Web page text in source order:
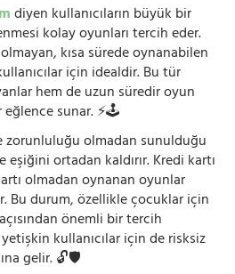
diyen kullanıcıların büyük bir
kolay oyunları tercih eder.
kısa sürede oynanabilen
için idealdir. Bu tür
hem de uzun süredir oyun
sunar. ⚡🕹️
zorunluluğu olmadan sunulduğu
eşiğini ortadan kaldırır. Kredi kartı
olmadan oynanan oyunlar
Bu durum, özellikle çocuklar için
önemli bir tercih
kullanıcılar için de risksiz
gelir. 🔓🛡️